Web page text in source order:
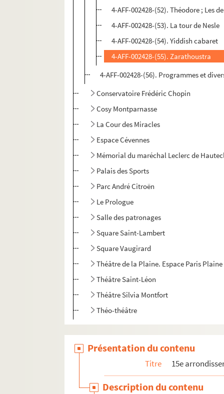
4-AFF-002428-(52). Théodore ; Les
4-AFF-002428-(53). La tour de Nesle
4-AFF-002428-(54). Yiddish cabaret
4-AFF-002428-(55). Zarathoustra
4-AFF-002428-(56). Programmes et
Conservatoire Frédéric Chopin
Cosy Montparnasse
La Cour des Miracles
Espace Cévennes
Mémorial du maréchal Leclerc de
Palais des Sports
Parc André Citroën
Le Prologue
Salle des patronages
Square Saint-Lambert
Square Vaugirard
Théâtre de la Plaine. Espace Paris Plaine
Théâtre Saint-Léon
Théâtre Silvia Montfort
Théo-théâtre
Présentation du contenu
Titre 15e
Description du contenu